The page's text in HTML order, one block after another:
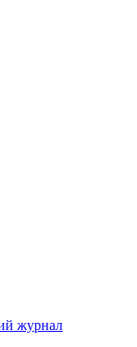
журнал